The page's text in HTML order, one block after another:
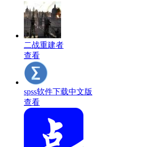
二战重建者
查看
spss软件下载中文版
查看